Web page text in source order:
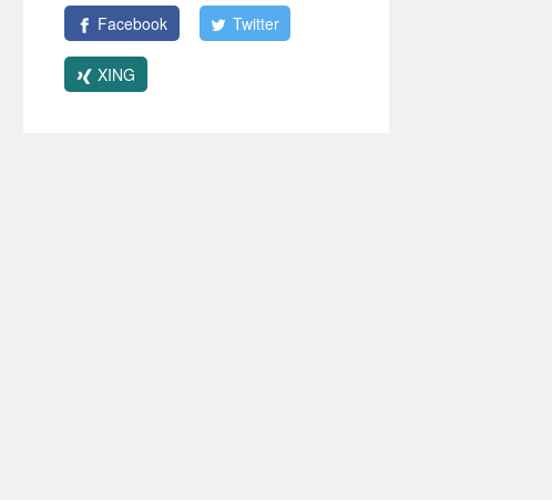
Facebook Twitter
XING